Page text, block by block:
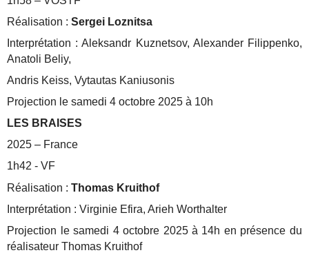
Réalisation :Sergei Loznitsa
Interprétation : Aleksandr Kuznetsov, Alexander Filippenko,
Anatoli Beliy,
Andris Keiss, Vytautas Kaniusonis
Projection le samedi 4 octobre 2025 à 10h
LES BRAISES
2025 – France
1h42 - VF
Réalisation :Thomas Kruithof
Interprétation : Virginie Efira, Arieh Worthalter
Projection le samedi 4 octobre 2025 à 14h en présence du
réalisateurThomas Kruithof